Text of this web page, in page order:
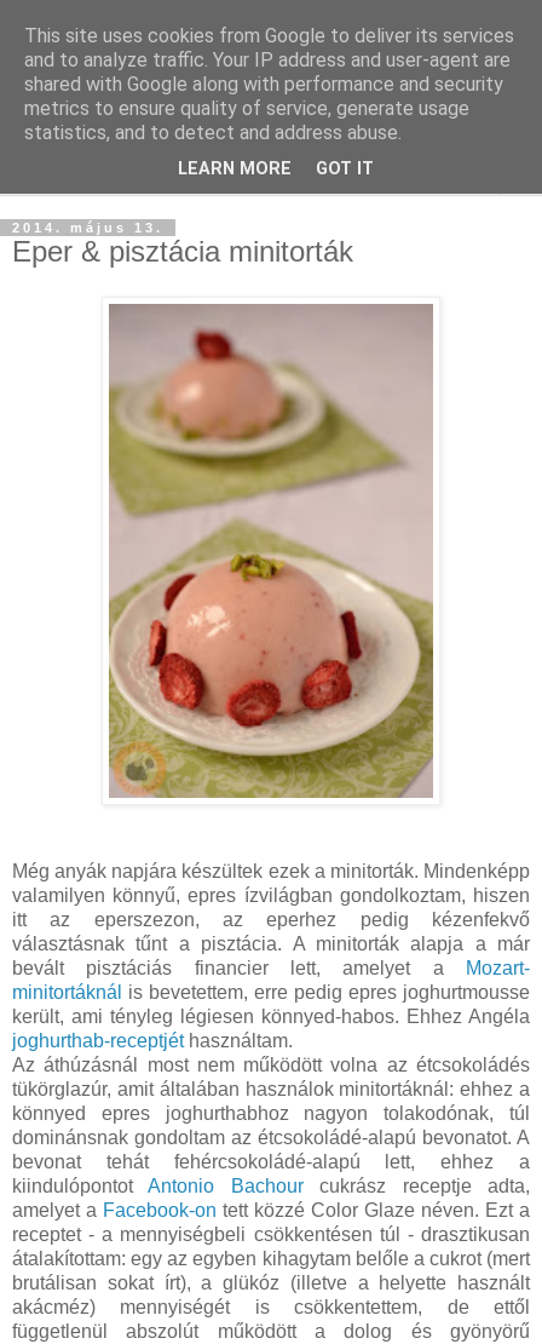
2014. május 13.
Eper & pisztácia minitorták
Még anyák napjára készültek ezek a minitorták. Mindenképp
valamilyen könnyű, epres ízvilágban gondolkoztam, hiszen
itt az eperszezon, az eperhez pedig kézenfekvő
választásnak tűnt a pisztácia. A minitorták alapja a már
bevált pisztáciás financier lett, amelyet a
Mozart-
minitortáknál
is bevetettem, erre pedig epres joghurtmousse
került, ami tényleg légiesen könnyed-habos. Ehhez Angéla
joghurthab-receptjéthasználtam.
Az áthúzásnál most nem működött volna az étcsokoládés
tükörglazúr, amit általában használok minitortáknál: ehhez a
könnyed epres joghurthabhoz nagyon tolakodónak, túl
dominánsnak gondoltam az étcsokoládé-alapú bevonatot. A
bevonat tehát fehércsokoládé-alapú lett, ehhez a
kiindulópontotAntonio Bachourcukrász receptje adta,
amelyet a Facebook-on tett közzé Color Glaze néven. Ezt a
receptet - a mennyiségbeli csökkentésen túl - drasztikusan
átalakítottam: egy az egyben kihagytam belőle a cukrot (mert
brutálisan sokat írt), a glükóz (illetve a helyette használt
akácméz) mennyiségét is csökkentettem, de ettől
függetlenül abszolút működött a dolog és gyönyörű
This site uses cookies from Google to deliver its services
and to analyze traffic. Your IP address and user-agent are
shared with Google along with performance and security
metrics to ensure quality of service, generate usage
statistics, and to detect and address abuse.
LEARN MORE GOT IT